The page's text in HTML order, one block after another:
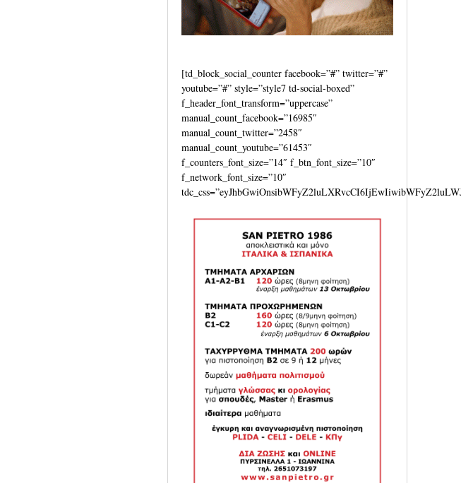
[td_block_social_counter facebook=”#” twitter=”#”
youtube=”#” style=”style7 td-social-boxed”
f_header_font_transform=”uppercase”
manual_count_facebook=”16985″
manual_count_twitter=”2458″
manual_count_youtube=”61453″
f_counters_font_size=”14″ f_btn_font_size=”10″
f_network_font_size=”10″